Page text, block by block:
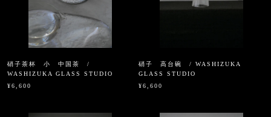
硝子茶杯 小 中国茶 /
WASHIZUKA GLASS STUDIO
¥6,600
硝子 高台碗 / WASHIZUKA
GLASS STUDIO
¥6,600